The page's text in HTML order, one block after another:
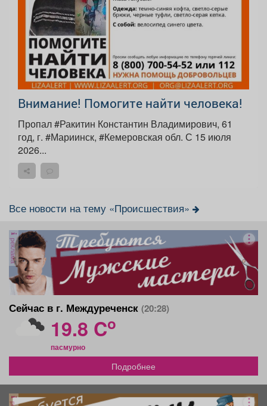
Внимание! Помогите найти человека!
Пропал #Ракитин Константин Владимирович, 61
год, г. #Мариинск, #Кемеровская обл. С 15 июля
2026...
Все новости на тему «Происшествия»
реклама
Сейчас в г. Междуреченск (20:28)
19.8 Co
пасмурно
Подробнее